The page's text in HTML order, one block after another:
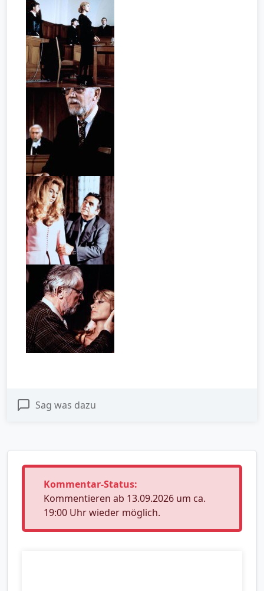
Sag was dazu
Kommentar-Status:
Kommentieren ab 13.09.2026 um ca.
19:00 Uhr wieder möglich.